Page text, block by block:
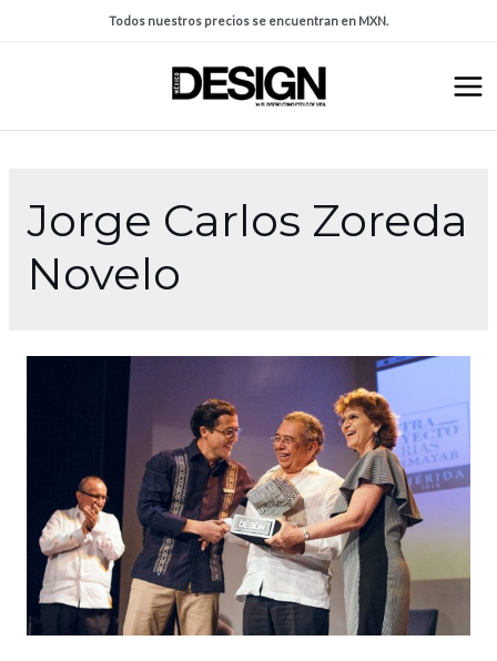
Todos nuestros precios se encuentran en MXN.
Jorge Carlos Zoreda
Novelo